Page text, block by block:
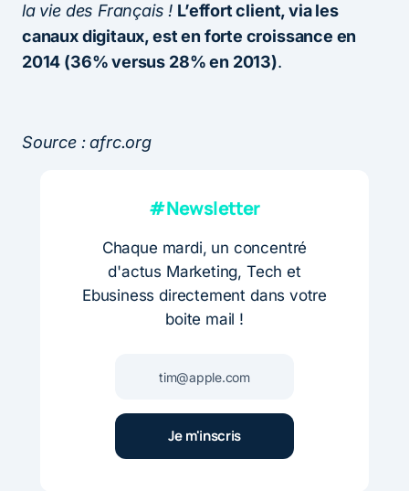
la vie des Français ! L’effort client, via les
canaux digitaux, est en forte croissance en
2014 (36% versus 28% en 2013).
Source : afrc.org
#Newsletter
Chaque mardi, un concentré
d'actus Marketing, Tech et
Ebusiness directement dans votre
boite mail !